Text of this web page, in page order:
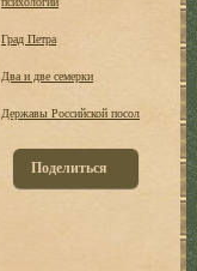
Град Петра
Два и две семерки
Державы Российской посол
Поделиться